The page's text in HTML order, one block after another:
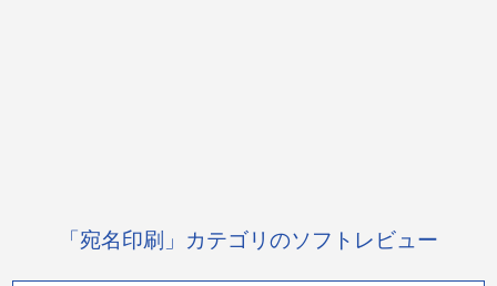
「宛名印刷」カテゴリのソフトレビュー